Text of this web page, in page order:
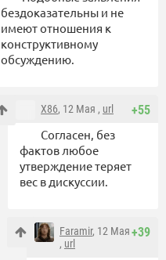
бездоказательны и не
имеют отношения к
конструктивному
обсуждению.
+55
X86, 12 Мая , url
Согласен, без
фактов любое
утверждение теряет
вес в дискуссии.
+39
Faramir, 12 Мая
, url